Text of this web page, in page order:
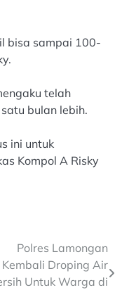
bisa sampai 100-
telah
bulan lebih.
ini untuk
Kompol A Risky
Polres Lamongan
Kembali Droping Air
Untuk Warga di